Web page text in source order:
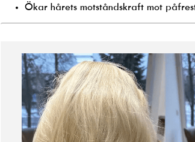
Ökar hårets motståndskraft mot